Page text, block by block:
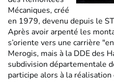
Mécaniques, créé
en 1979, devenu depuis le
Après avoir arpenté les
s’oriente vers une carrière
Merogis, mais à la DDE des
subdivision départementale
participe alors à la réalisation